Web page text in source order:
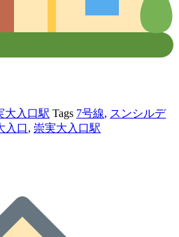
大入口駅 Tags 7号線, スンシルデ
入口, 崇実大入口駅